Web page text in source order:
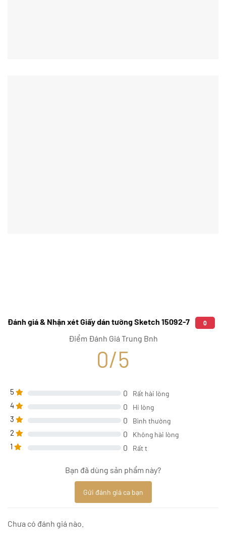
Đánh giá & Nhận xét Giấy dán tường Sketch 15092-7 0
Điểm Đánh Giá Trung Bnh
0/5
5 0 Rất hài lòng
4 0 Hi lòng
3 0 Bình thường
2 0 Không hài lòng
1 0 Rất t
Bạn đã dùng sản phẩm này?
Gửi đánh giá ca bạn
Chưa có đánh giá nào.